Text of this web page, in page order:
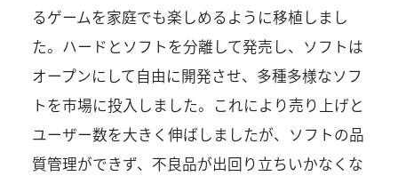
るゲームを家庭でも楽しめるように移植しまし
た。ハードとソフトを分離して発売し、ソフトは
オープンにして自由に開発させ、多種多様なソフ
トを市場に投入しました。これにより売り上げと
ユーザー数を大きく伸ばしましたが、ソフトの品
質管理ができず、不良品が出回り立ちいかなくな